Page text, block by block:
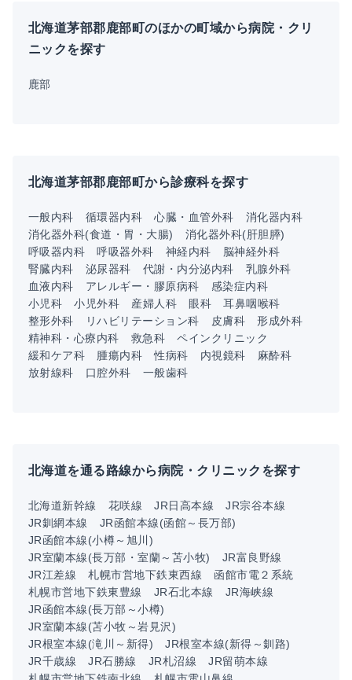
北海道茅部郡鹿部町のほかの町域から病院・クリ
ニックを探す
鹿部
北海道茅部郡鹿部町から診療科を探す
一般内科 循環器内科 心臓・血管外科
消化器内科
消化器外科(食道・胃・大腸)
消化器外科(肝胆膵)
呼吸器内科
呼吸器外科 神経内科
脳神経外科
腎臓内科
泌尿器科 代謝・内分泌内科
乳腺外科
血液内科
アレルギー・膠原病科
感染症内科
小児科
小児外科 産婦人科 眼科
耳鼻咽喉科
整形外科
リハビリテーション科 皮膚科
形成外科
精神科・心療内科
救急科
ペインクリニック
緩和ケア科
腫瘍内科 性病科 内視鏡科
麻酔科
放射線科
口腔外科 一般歯科
北海道を通る路線から病院・クリニックを探す
北海道新幹線 花咲線 JR日高本線
JR宗谷本線
JR釧網本線
JR函館本線(函館～長万部)
JR函館本線(小樽～旭川)
JR室蘭本線(長万部・室蘭～苫小牧)
JR富良野線
JR江差線
札幌市営地下鉄東西線
函館市電２系統
札幌市営地下鉄東豊線
JR石北本線
JR海峡線
JR函館本線(長万部～小樽)
JR室蘭本線(苫小牧～岩見沢)
JR根室本線(滝川～新得)
JR根室本線(新得～釧路)
JR千歳線
JR石勝線 JR札沼線
JR留萌本線